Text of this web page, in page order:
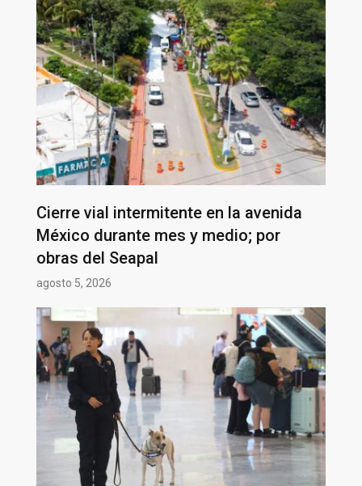
Cierre vial intermitente en la avenida
México durante mes y medio; por
obras del Seapal
agosto 5, 2026